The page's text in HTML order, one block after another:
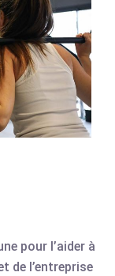
pour l’aider à
de l’entreprise